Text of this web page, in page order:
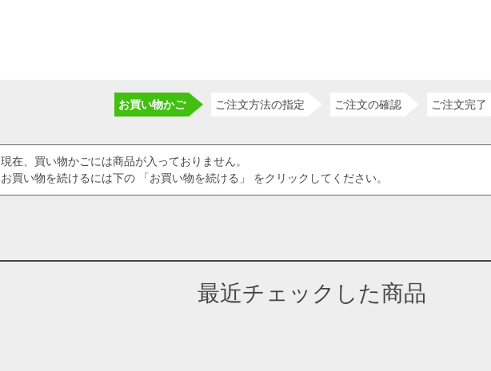
お買い物かご ご注文方法の指定 ご注文の確認 ご注文完了
現在、買い物かごには商品が入っておりません。
お買い物を続けるには下の 「お買い物を続ける」 をクリックしてください。
最近チェックした商品